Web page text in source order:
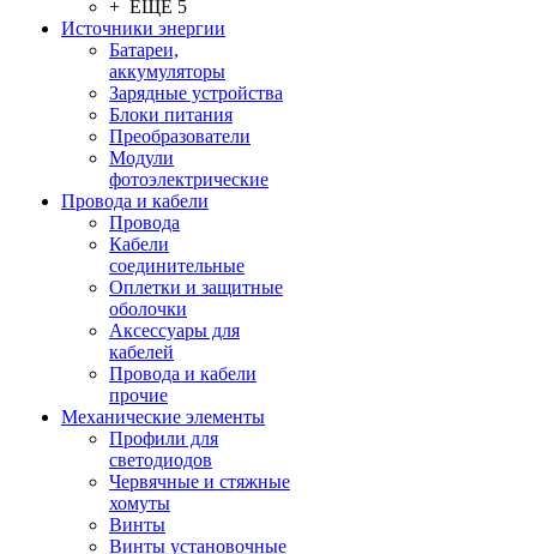
+ ЕЩЕ 5
Источники энергии
Батареи,
аккумуляторы
Зарядные устройства
Блоки питания
Преобразователи
Модули
фотоэлектрические
Провода и кабели
Провода
Кабели
соединительные
Оплетки и защитные
оболочки
Аксессуары для
кабелей
Провода и кабели
прочие
Механические элементы
Профили для
светодиодов
Червячные и стяжные
хомуты
Винты
Винты установочные